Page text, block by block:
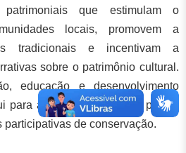
patrimoniais que estimulam o
locais, promovem a
tradicionais e incentivam a
sobre o patrimônio cultural.
educação e desenvolvimento
para a formação cidadã e para a
de conservação.